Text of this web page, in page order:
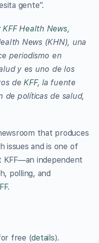
gente”.
KFF Health News,
News (KHN), una
periodismo en
y es uno de los
de KFF, la fuente
de políticas de salud,
that produces
issues and is one of
KFF—an independent
polling, and
.
free (details).